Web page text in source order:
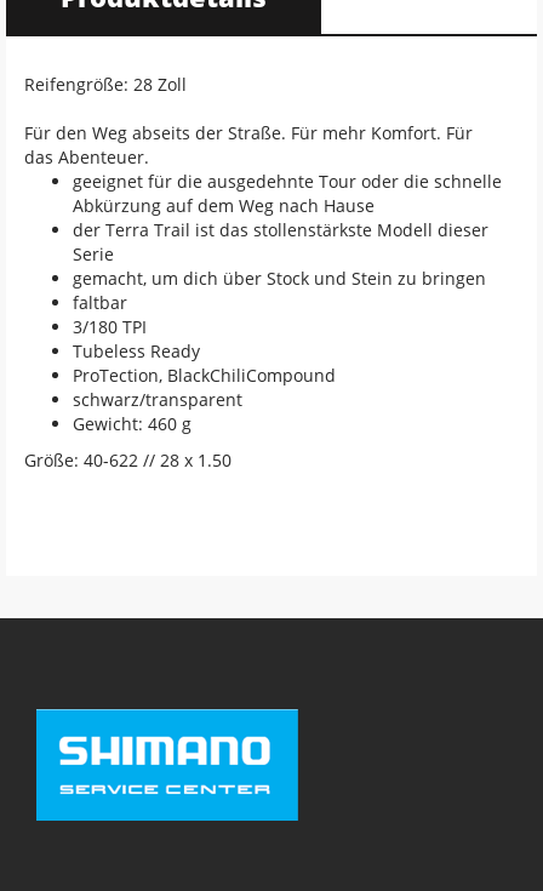
Reifengröße: 28 Zoll
Für den Weg abseits der Straße. Für mehr Komfort. Für
das Abenteuer.
geeignet für die ausgedehnte Tour oder die schnelle
Abkürzung auf dem Weg nach Hause
der Terra Trail ist das stollenstärkste Modell dieser
Serie
gemacht, um dich über Stock und Stein zu bringen
faltbar
3/180 TPI
Tubeless Ready
ProTection, BlackChiliCompound
schwarz/transparent
Gewicht: 460 g
Größe: 40-622 // 28 x 1.50